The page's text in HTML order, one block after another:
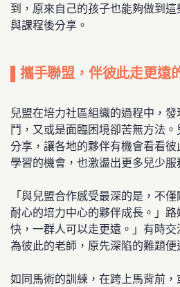
到，原來自己的孩子也能夠做到
與課程後分享。
▌攜手聯盟，伴彼此走更遠
兒盟在培力社區組織的過程中，
鬥，又或是面臨困境卻苦無方法。
分享，讓各地的夥伴有機會看看
學習的機會，也激盪出更多兒少服
「與兒盟合作感受最深的是，不
耐心的培力中心的夥伴成長。」
快，一群人可以走更遠。」有時
為彼此的老師，原先深陷的難題便
如同馬術的訓練，在跨上馬背前